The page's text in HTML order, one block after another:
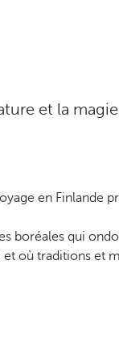
et la
en Finlande
boréales qui
et où traditions et